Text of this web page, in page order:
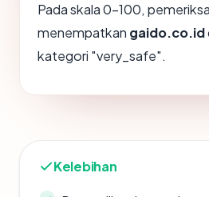
Pada skala 0-100,
menempatkan gaido.co.id
kategori "very_safe".
Kelebihan